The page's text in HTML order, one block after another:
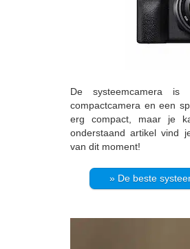
De systeemcamera
compactcamera en een
erg compact, maar je
onderstaand artikel vind
van dit moment!
» De beste